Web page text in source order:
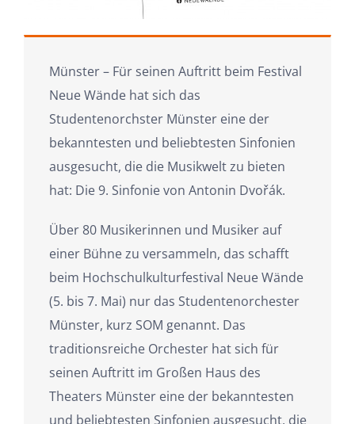
Münster – Für seinen Auftritt beim Festival
Neue Wände hat sich das
Studentenorchster Münster eine der
bekanntesten und beliebtesten Sinfonien
ausgesucht, die die Musikwelt zu bieten
hat: Die 9. Sinfonie von Antonin Dvořák.
Über 80 Musikerinnen und Musiker auf
einer Bühne zu versammeln, das schafft
beim Hochschulkulturfestival Neue Wände
(5. bis 7. Mai) nur das Studentenorchester
Münster, kurz SOM genannt. Das
traditionsreiche Orchester hat sich für
seinen Auftritt im Großen Haus des
Theaters Münster eine der bekanntesten
und beliebtesten Sinfonien ausgesucht, die